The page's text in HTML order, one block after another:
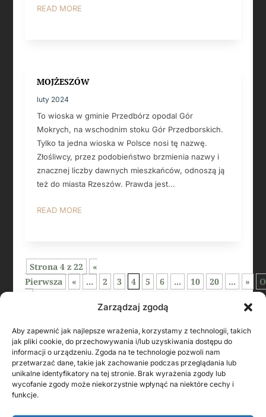
Zarządzaj zgodą
Aby zapewnić jak najlepsze wrażenia, korzystamy z technologii, takich
jak pliki cookie, do przechowywania i/lub uzyskiwania dostępu do
informacji o urządzeniu. Zgoda na te technologie pozwoli nam
przetwarzać dane, takie jak zachowanie podczas przeglądania lub
unikalne identyfikatory na tej stronie. Brak wyrażenia zgody lub
wycofanie zgody może niekorzystnie wpłynąć na niektóre cechy i
funkcje.
READ MORE
MOJŻESZÓW
luty 2024
To wioska w gminie Przedbórz opodal Gór
Mokrych, na wschodnim stoku Gór Przedborskich.
Tylko ta jedna wioska w Polsce nosi tę nazwę.
Złośliwcy, przez podobieństwo brzmienia nazwy i
znacznej liczby dawnych mieszkańców, odnoszą ją
też do miasta Rzeszów. Prawda jest...
READ MORE
Strona 4 z 22
«
Pierwsza
« ... 2 3 4 5 6 ... 10 20 ... »